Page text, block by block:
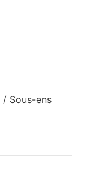
/ Sous-ens